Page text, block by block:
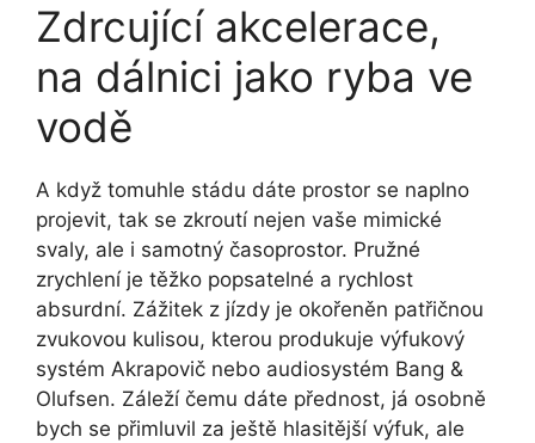
Zdrcující akcelerace,
na dálnici jako ryba ve
vodě
A když tomuhle stádu dáte prostor se naplno
projevit, tak se zkroutí nejen vaše mimické
svaly, ale i samotný časoprostor. Pružné
zrychlení je těžko popsatelné a rychlost
absurdní. Zážitek z jízdy je okořeněn patřičnou
zvukovou kulisou, kterou produkuje výfukový
systém Akrapovič nebo audiosystém Bang &
Olufsen. Záleží čemu dáte přednost, já osobně
bych se přimluvil za ještě hlasitější výfuk, ale